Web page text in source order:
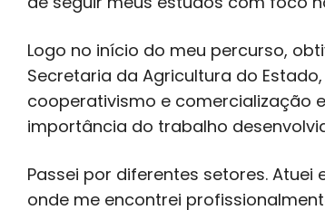
Logo no início do meu percurso,
Secretaria da Agricultura do
cooperativismo e comercialização
importância do trabalho
Passei por diferentes setores.
onde me encontrei